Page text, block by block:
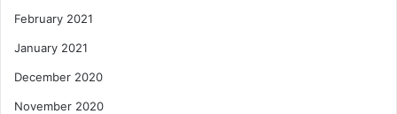
February 2021
January 2021
December 2020
November 2020